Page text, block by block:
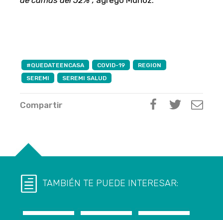
#QUEDATEENCASA COVID-19
REGION
SEREMI
SEREMI SALUD
Compartir
TAMBIÉN TE PUEDE INTERESAR: